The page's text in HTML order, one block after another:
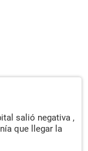
salió negativa ,
que llegar la